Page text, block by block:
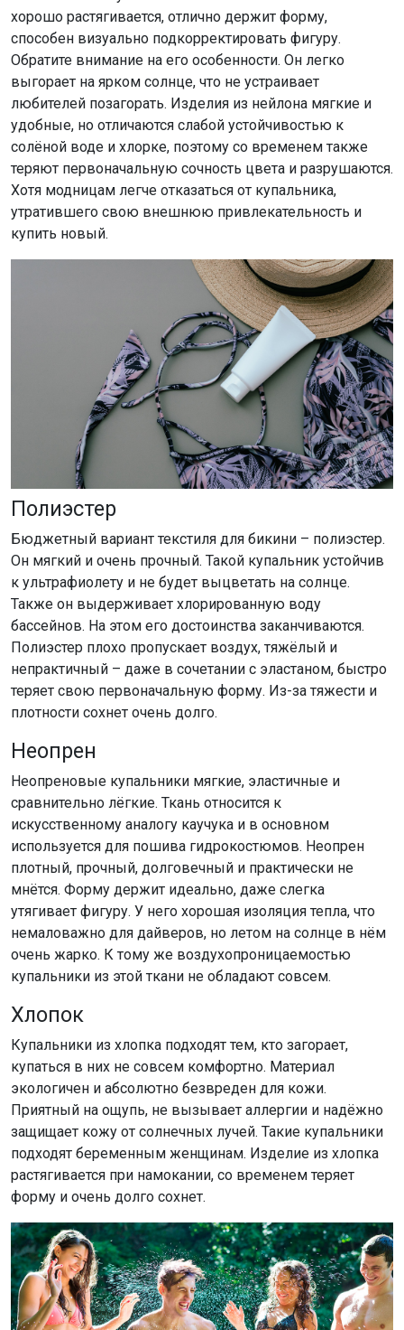
хорошо растягивается, отлично держит форму,
способен визуально подкорректировать фигуру.
Обратите внимание на его особенности. Он легко
выгорает на ярком солнце, что не устраивает
любителей позагорать. Изделия из нейлона мягкие и
удобные, но отличаются слабой устойчивостью к
солёной воде и хлорке, поэтому со временем также
теряют первоначальную сочность цвета и разрушаются.
Хотя модницам легче отказаться от купальника,
утратившего свою внешнюю привлекательность и
купить новый.
Полиэстер
Бюджетный вариант текстиля для бикини – полиэстер.
Он мягкий и очень прочный. Такой купальник устойчив
к ультрафиолету и не будет выцветать на солнце.
Также он выдерживает хлорированную воду
бассейнов. На этом его достоинства заканчиваются.
Полиэстер плохо пропускает воздух, тяжёлый и
непрактичный – даже в сочетании с эластаном, быстро
теряет свою первоначальную форму. Из-за тяжести и
плотности сохнет очень долго.
Неопрен
Неопреновые купальники мягкие, эластичные и
сравнительно лёгкие. Ткань относится к
искусственному аналогу каучука и в основном
используется для пошива гидрокостюмов. Неопрен
плотный, прочный, долговечный и практически не
мнётся. Форму держит идеально, даже слегка
утягивает фигуру. У него хорошая изоляция тепла, что
немаловажно для дайверов, но летом на солнце в нём
очень жарко. К тому же воздухопроницаемостью
купальники из этой ткани не обладают совсем.
Хлопок
Купальники из хлопка подходят тем, кто загорает,
купаться в них не совсем комфортно. Материал
экологичен и абсолютно безвреден для кожи.
Приятный на ощупь, не вызывает аллергии и надёжно
защищает кожу от солнечных лучей. Такие купальники
подходят беременным женщинам. Изделие из хлопка
растягивается при намокании, со временем теряет
форму и очень долго сохнет.